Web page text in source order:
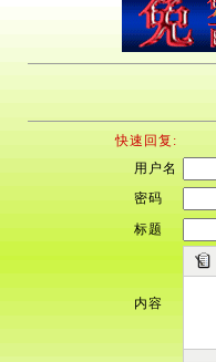
快速回复:
用户名
密码
标题
内容